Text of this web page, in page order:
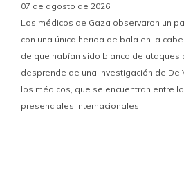
07 de agosto de 2026
Los médicos de Gaza observaron un
con una única herida de bala en la
de que habían sido blanco de ataques
desprende de una investigación de De
los médicos, que se encuentran entre
presenciales internacionales.